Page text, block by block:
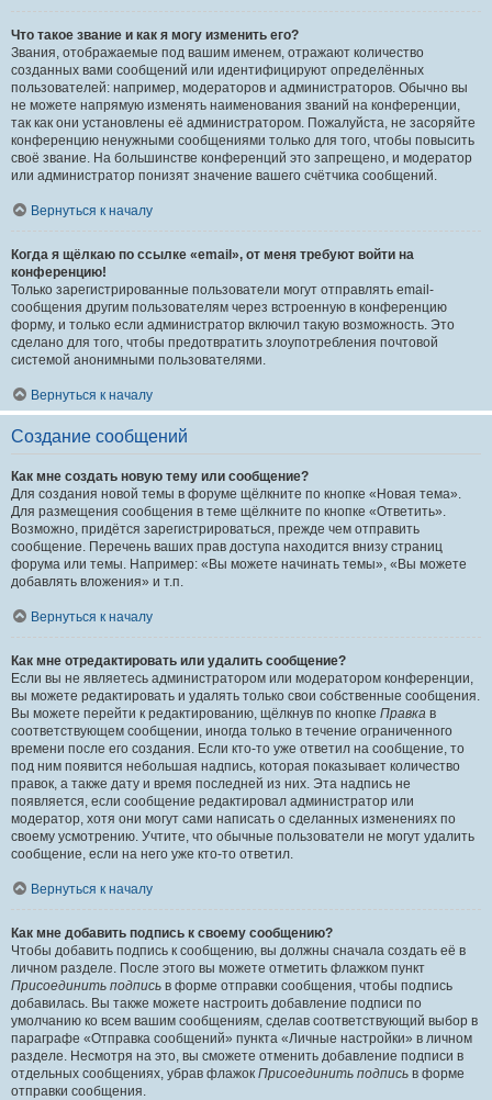
Что такое звание и как я могу изменить его?
Звания, отображаемые под вашим именем, отражают количество
созданных вами сообщений или идентифицируют определённых
пользователей: например, модераторов и администраторов. Обычно вы
не можете напрямую изменять наименования званий на конференции,
так как они установлены её администратором. Пожалуйста, не засоряйте
конференцию ненужными сообщениями только для того, чтобы повысить
своё звание. На большинстве конференций это запрещено, и модератор
или администратор понизят значение вашего счётчика сообщений.
Вернуться к началу
Когда я щёлкаю по ссылке «email», от меня требуют войти на
конференцию!
Только зарегистрированные пользователи могут отправлять email-
сообщения другим пользователям через встроенную в конференцию
форму, и только если администратор включил такую возможность. Это
сделано для того, чтобы предотвратить злоупотребления почтовой
системой анонимными пользователями.
Вернуться к началу
Создание сообщений
Как мне создать новую тему или сообщение?
Для создания новой темы в форуме щёлкните по кнопке «Новая тема».
Для размещения сообщения в теме щёлкните по кнопке «Ответить».
Возможно, придётся зарегистрироваться, прежде чем отправить
сообщение. Перечень ваших прав доступа находится внизу страниц
форума или темы. Например: «Вы можете начинать темы», «Вы можете
добавлять вложения» и т.п.
Вернуться к началу
Как мне отредактировать или удалить сообщение?
Если вы не являетесь администратором или модератором конференции,
вы можете редактировать и удалять только свои собственные сообщения.
Вы можете перейти к редактированию, щёлкнув по кнопке Правка в
соответствующем сообщении, иногда только в течение ограниченного
времени после его создания. Если кто-то уже ответил на сообщение, то
под ним появится небольшая надпись, которая показывает количество
правок, а также дату и время последней из них. Эта надпись не
появляется, если сообщение редактировал администратор или
модератор, хотя они могут сами написать о сделанных изменениях по
своему усмотрению. Учтите, что обычные пользователи не могут удалить
сообщение, если на него уже кто-то ответил.
Вернуться к началу
Как мне добавить подпись к своему сообщению?
Чтобы добавить подпись к сообщению, вы должны сначала создать её в
личном разделе. После этого вы можете отметить флажком пункт
Присоединить подпись в форме отправки сообщения, чтобы подпись
добавилась. Вы также можете настроить добавление подписи по
умолчанию ко всем вашим сообщениям, сделав соответствующий выбор в
параграфе «Отправка сообщений» пункта «Личные настройки» в личном
разделе. Несмотря на это, вы сможете отменить добавление подписи в
отдельных сообщениях, убрав флажок Присоединить подпись в форме
отправки сообщения.